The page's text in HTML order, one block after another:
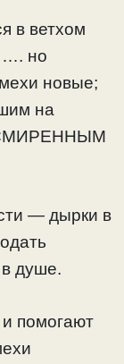
в ветхом
но
новые;
на
— дырки в
душе.
помогают